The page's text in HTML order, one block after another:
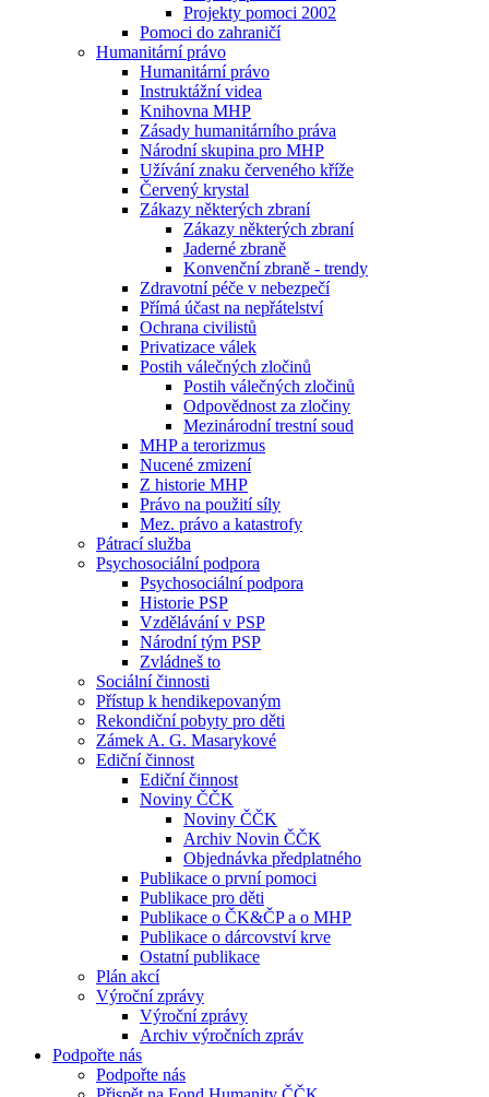
Projekty pomoci 2002
Pomoci do zahraničí
Humanitární právo
Humanitární právo
Instruktážní videa
Knihovna MHP
Zásady humanitárního práva
Národní skupina pro MHP
Užívání znaku červeného kříže
Červený krystal
Zákazy některých zbraní
Zákazy některých zbraní
Jaderné zbraně
Konvenční zbraně - trendy
Zdravotní péče v nebezpečí
Přímá účast na nepřátelství
Ochrana civilistů
Privatizace válek
Postih válečných zločinů
Postih válečných zločinů
Odpovědnost za zločiny
Mezinárodní trestní soud
MHP a terorizmus
Nucené zmizení
Z historie MHP
Právo na použití síly
Mez. právo a katastrofy
Pátrací služba
Psychosociální podpora
Psychosociální podpora
Historie PSP
Vzdělávání v PSP
Národní tým PSP
Zvládneš to
Sociální činnosti
Přístup k hendikepovaným
Rekondiční pobyty pro děti
Zámek A. G. Masarykové
Ediční činnost
Ediční činnost
Noviny ČČK
Noviny ČČK
Archiv Novin ČČK
Objednávka předplatného
Publikace o první pomoci
Publikace pro děti
Publikace o ČK&ČP a o MHP
Publikace o dárcovství krve
Ostatní publikace
Plán akcí
Výroční zprávy
Výroční zprávy
Archiv výročních zpráv
Podpořte nás
Podpořte nás